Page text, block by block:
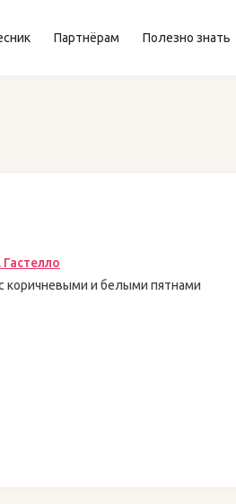
Партнёрам Полезно знать
коричневыми и белыми пятнами